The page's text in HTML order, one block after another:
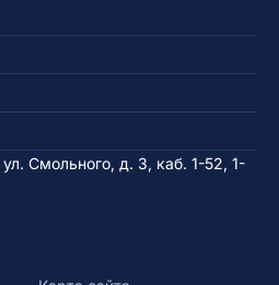
ул. Смольного, д. 3, каб. 1-52, 1-